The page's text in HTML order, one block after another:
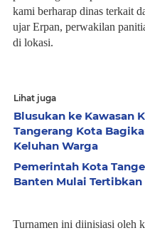
kami berharap dinas terkait
ujar Erpan, perwakilan
di lokasi.
Lihat juga
Blusukan ke Kawasan
Tangerang Kota
Keluhan Warga
Pemerintah Kota
Banten Mulai Tertibkan
Turnamen ini diinisiasi oleh